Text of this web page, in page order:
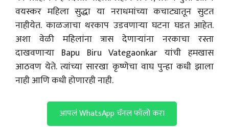
वयस्कर महिला सुद्धा या नराधमांच्या कचाट्यातून सुटत
नाहीयेत. काळजाचा थरकाप उडवणाऱ्या घटना घडत आहेत.
अशा वेळी महिलांना त्रास देणाऱ्यांना नरकाचा रस्ता
दाखवणाऱ्या Bapu Biru Vategaonkar यांची हमखास
आठवण येते. त्यांच्या सारखा कृष्णेचा वाघ पुन्हा कधी झाला
नाही आणि कधी होणारही नाही.
आपलं WhatsApp चॅनल फॉलो करा